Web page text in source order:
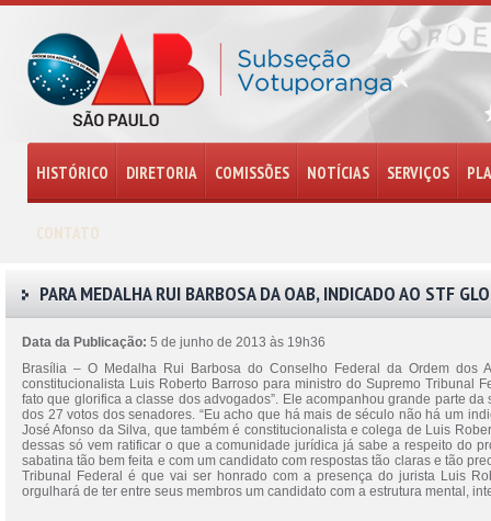
HISTÓRICO DIRETORIA COMISSÕES NOTÍCIAS SERVIÇOS
CONTATO
PARA MEDALHA RUI BARBOSA DA OAB, INDICADO AO STF
Data da Publicação: 5 de junho de 2013 às 19h36
Brasília – O Medalha Rui Barbosa do Conselho Federal da Ordem dos
constitucionalista Luis Roberto Barroso para ministro do Supremo Tribunal
fato que glorifica a classe dos advogados”. Ele acompanhou grande parte
dos 27 votos dos senadores. “Eu acho que há mais de século não há um
José Afonso da Silva, que também é constitucionalista e colega de Luis
dessas só vem ratificar o que a comunidade jurídica já sabe a respeito do
sabatina tão bem feita e com um candidato com respostas tão claras e tão
Tribunal Federal é que vai ser honrado com a presença do jurista Luis
orgulhará de ter entre seus membros um candidato com a estrutura mental,